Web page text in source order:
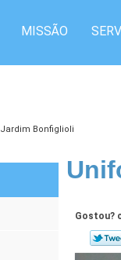
MISSÃO
Bonfiglioli
Gostou?